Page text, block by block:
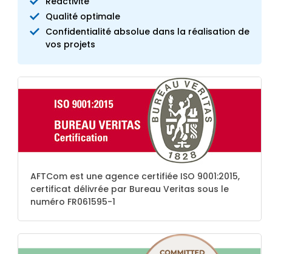
Qualité optimale
Confidentialité absolue dans la réalisation de
vos projets
AFTCom est une agence certifiée ISO 9001:2015,
certificat délivrée par Bureau Veritas sous le
numéro FR061595-1